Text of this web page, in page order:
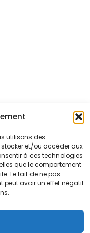
utilisons des
et/ou accéder aux
à ces technologies
que le comportement
Le fait de ne pas
peut avoir un effet négatif